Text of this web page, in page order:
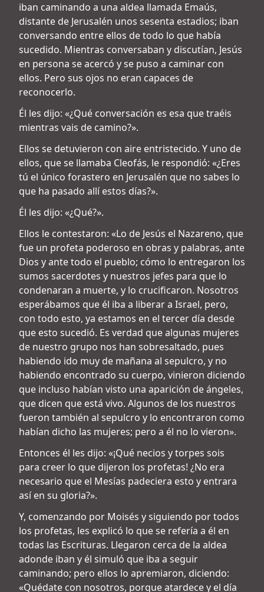
iban caminando a una aldea llamada Emaús,
distante de Jerusalén unos sesenta estadios; iban
conversando entre ellos de todo lo que había
sucedido. Mientras conversaban y discutían, Jesús
en persona se acercó y se puso a caminar con
ellos. Pero sus ojos no eran capaces de
reconocerlo.
Él les dijo: «¿Qué conversación es esa que traéis
mientras vais de camino?».
Ellos se detuvieron con aire entristecido. Y uno de
ellos, que se llamaba Cleofás, le respondió: «¿Eres
tú el único forastero en Jerusalén que no sabes lo
que ha pasado allí estos días?».
Él les dijo: «¿Qué?».
Ellos le contestaron: «Lo de Jesús el Nazareno, que
fue un profeta poderoso en obras y palabras, ante
Dios y ante todo el pueblo; cómo lo entregaron los
sumos sacerdotes y nuestros jefes para que lo
condenaran a muerte, y lo crucificaron. Nosotros
esperábamos que él iba a liberar a Israel, pero,
con todo esto, ya estamos en el tercer día desde
que esto sucedió. Es verdad que algunas mujeres
de nuestro grupo nos han sobresaltado, pues
habiendo ido muy de mañana al sepulcro, y no
habiendo encontrado su cuerpo, vinieron diciendo
que incluso habían visto una aparición de ángeles,
que dicen que está vivo. Algunos de los nuestros
fueron también al sepulcro y lo encontraron como
habían dicho las mujeres; pero a él no lo vieron».
Entonces él les dijo: «¡Qué necios y torpes sois
para creer lo que dijeron los profetas! ¿No era
necesario que el Mesías padeciera esto y entrara
así en su gloria?».
Y, comenzando por Moisés y siguiendo por todos
los profetas, les explicó lo que se refería a él en
todas las Escrituras. Llegaron cerca de la aldea
adonde iban y él simuló que iba a seguir
caminando; pero ellos lo apremiaron, diciendo:
«Quédate con nosotros, porque atardece y el día